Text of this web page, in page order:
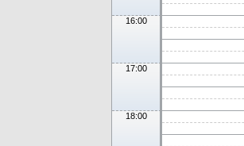
16:00
17:00
18:00